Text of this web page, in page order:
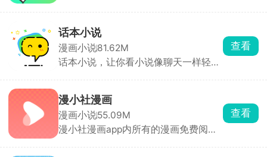
准搜漫画名字。看漫画支持开弹幕，边
看剧情和其他漫友实时吐槽互动，沉浸
感更强。看累了还可以听广播剧放松，
随时随地享受娱乐内容。
话本小说
漫画小说81.62M
话本小说，让你看小说像聊天一样轻
动。支持读者在评论区以角色身份发
言，与作者实时交流。涵盖言情、玄
幻、武侠、科幻等主流题材，同时聚焦
明星同人、影视同人等，推出专题合集
查看
漫小社漫画
漫画小说55.09M
漫小社漫画app内所有的漫画免费阅
查看